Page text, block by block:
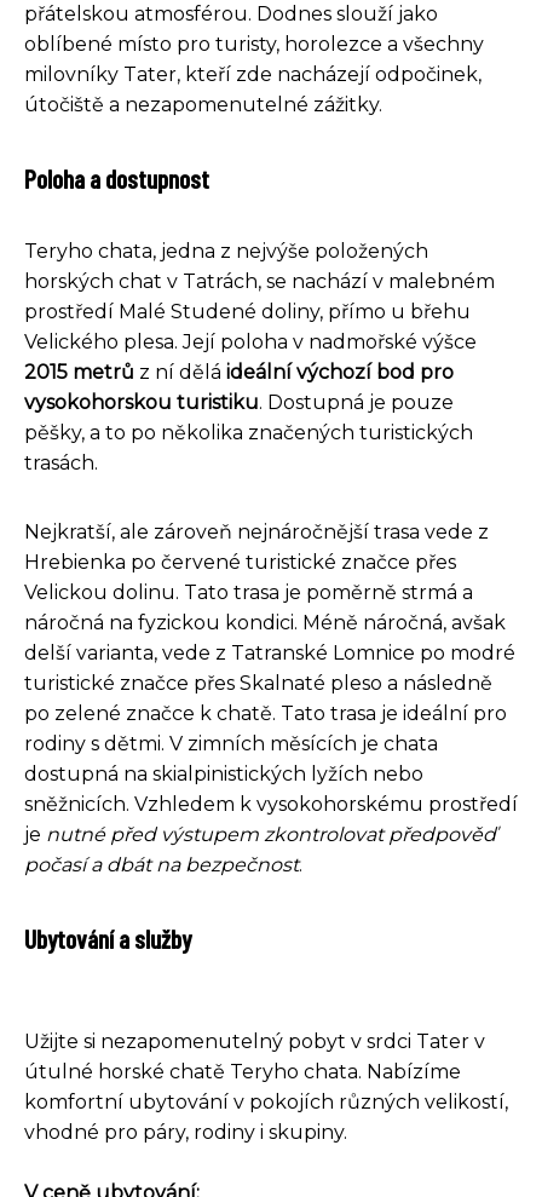
přátelskou atmosférou. Dodnes slouží jako
oblíbené místo pro turisty, horolezce a všechny
milovníky Tater, kteří zde nacházejí odpočinek,
útočiště a nezapomenutelné zážitky.
Poloha a dostupnost
Teryho chata, jedna z nejvýše položených
horských chat v Tatrách, se nachází v malebném
prostředí Malé Studené doliny, přímo u břehu
Velického plesa. Její poloha v nadmořské výšce
2015 metrů z ní dělá ideální výchozí bod pro
vysokohorskou turistiku. Dostupná je pouze
pěšky, a to po několika značených turistických
trasách.
Nejkratší, ale zároveň nejnáročnější trasa vede z
Hrebienka po červené turistické značce přes
Velickou dolinu. Tato trasa je poměrně strmá a
náročná na fyzickou kondici. Méně náročná, avšak
delší varianta, vede z Tatranské Lomnice po modré
turistické značce přes Skalnaté pleso a následně
po zelené značce k chatě. Tato trasa je ideální pro
rodiny s dětmi. V zimních měsících je chata
dostupná na skialpinistických lyžích nebo
sněžnicích. Vzhledem k vysokohorskému prostředí
je nutné před výstupem zkontrolovat předpověď
počasí a dbát na bezpečnost.
Ubytování a služby
Užijte si nezapomenutelný pobyt v srdci Tater v
útulné horské chatě Teryho chata. Nabízíme
komfortní ubytování v pokojích různých velikostí,
vhodné pro páry, rodiny i skupiny.